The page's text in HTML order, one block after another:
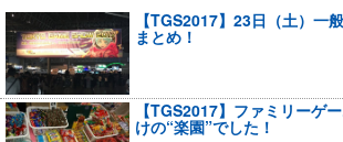
【TGS2017】23日（土）一
まとめ！
【TGS2017】ファミリーゲ
けの“楽園”でした！